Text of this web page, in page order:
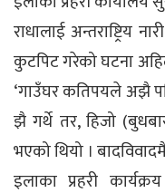
राधालाई अन्तराष्ट्रिय
कुटपिट गरेको घटना
‘गाउँघर कतिपयले अझै
झै गर्थे तर, हिजो
भएको थियो ।
इलाका प्रहरी